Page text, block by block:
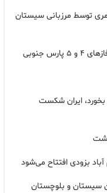
کمری توسط مرزبانی سیستان
جنوبی
ایران شکست
بزودی افتتاح می‌شود
سیستان و بلوچستان